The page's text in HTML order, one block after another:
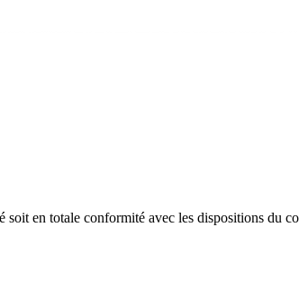
en totale conformité avec les dispositions du